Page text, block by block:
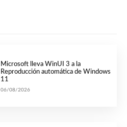
Microsoft lleva WinUI 3 a la
Reproducción automática de Windows
11
06/08/2026